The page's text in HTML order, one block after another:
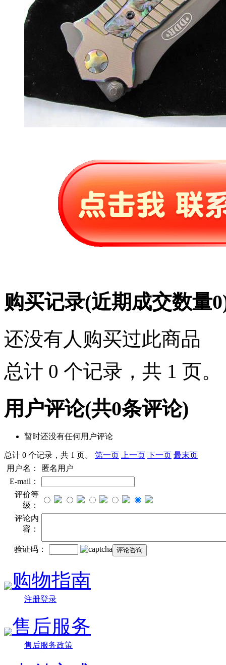
购买记录(近期成交数量0
还没有人购买过此商品
总计 0 个记录，共 1 页。
用户评论(共0条评论)
暂时还没有任何用户评论
总计 0 个记录，共 1 页。 第一页 上一页 下一页 最末页
用户名：
匿名用户
E-mail：
评价等
级：
评论内
容：
验证码：
购物指南
注册登录
售后服务
售后服务政策